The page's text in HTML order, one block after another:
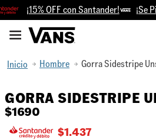
¡15% OFF con Santander! ¡Se
Hombre Gorra Sidestripe
GORRA SIDESTRIPE
$1690
$1.437